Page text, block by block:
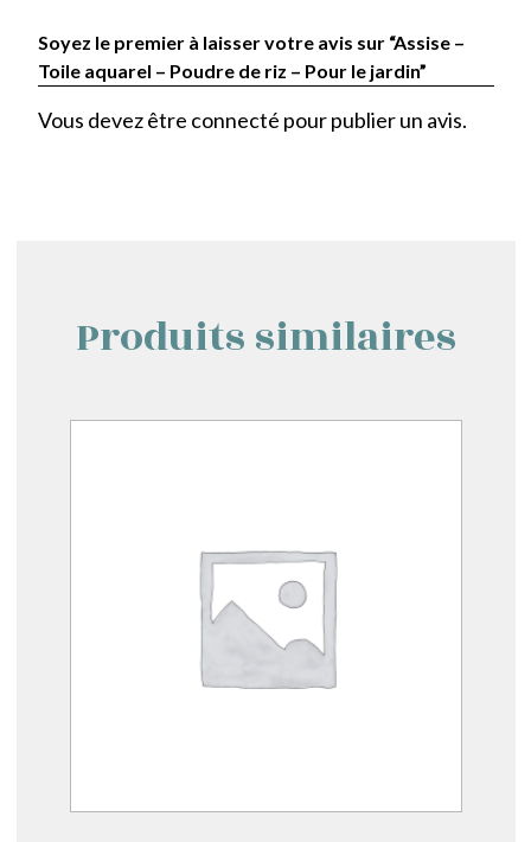
Soyez le premier à laisser votre avis sur “Assise –
Toile aquarel – Poudre de riz – Pour le jardin”
Vous devez être connecté pour publier un avis.
Produits similaires